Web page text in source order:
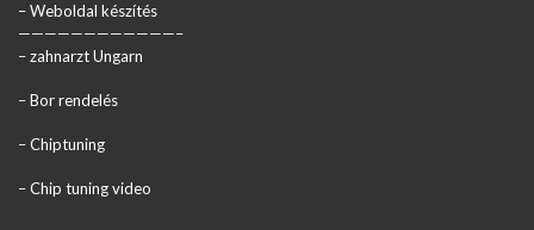
– Weboldal készítés
————————————–
–zahnarzt Ungarn
–Bor rendelés
–Chiptuning
–Chip tuning video